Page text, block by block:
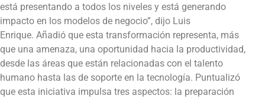
está presentando a todos los niveles y está generando
impacto en los modelos de negocio”, dijo Luis
Enrique. Añadió que esta transformación representa, más
que una amenaza, una oportunidad hacia la productividad,
desde las áreas que están relacionadas con el talento
humano hasta las de soporte en la tecnología. Puntualizó
que esta iniciativa impulsa tres aspectos: la preparación